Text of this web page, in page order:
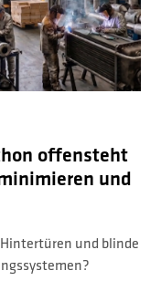
offensteht
und
und blinde